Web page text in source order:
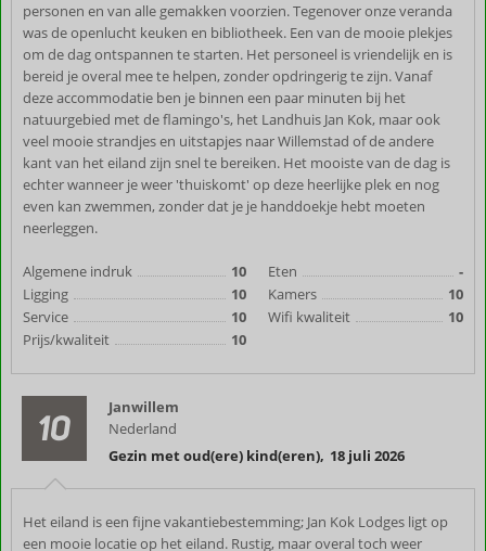
personen en van alle gemakken voorzien. Tegenover onze veranda
was de openlucht keuken en bibliotheek. Een van de mooie plekjes
om de dag ontspannen te starten. Het personeel is vriendelijk en is
bereid je overal mee te helpen, zonder opdringerig te zijn. Vanaf
deze accommodatie ben je binnen een paar minuten bij het
natuurgebied met de flamingo's, het Landhuis Jan Kok, maar ook
veel mooie strandjes en uitstapjes naar Willemstad of de andere
kant van het eiland zijn snel te bereiken. Het mooiste van de dag is
echter wanneer je weer 'thuiskomt' op deze heerlijke plek en nog
even kan zwemmen, zonder dat je je handdoekje hebt moeten
neerleggen.
Algemene indruk
10
Ligging
10
Service
10
Prijs/kwaliteit
10
Eten
-
Kamers
10
Wifi kwaliteit
10
10
Janwillem
Nederland
Gezin met oud(ere) kind(eren), 18 juli 2026
Het eiland is een fijne vakantiebestemming; Jan Kok Lodges ligt op
een mooie locatie op het eiland. Rustig, maar overal toch weer